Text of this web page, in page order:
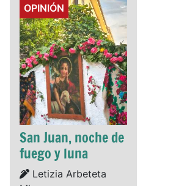
Details
OPINIÓN
San Juan, noche de
fuego y luna
Details
Letizia Arbeteta